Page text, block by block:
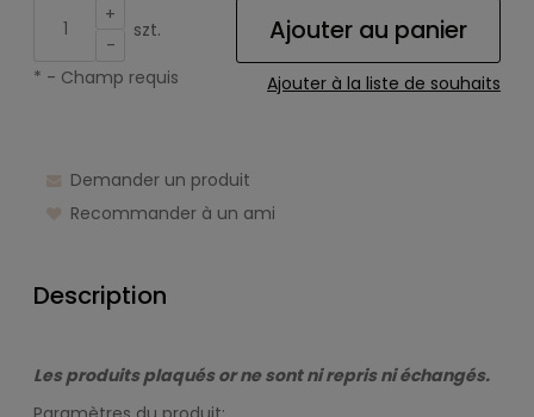
+
-
szt. Ajouter au panier
Ajouter à la liste de souhaits
* - Champ requis
Demander un produit
Recommander à un ami
Description
Les produits plaqués or ne sont ni repris ni échangés.